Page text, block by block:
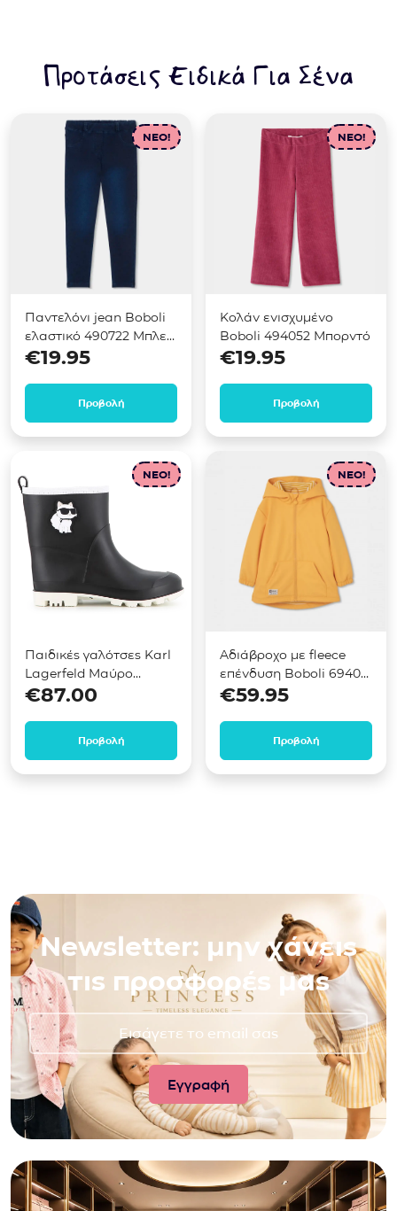
Προτάσεις Ειδικά Για Σένα
NEO!
Παντελόνι jean Boboli
ελαστικό 490722 Μπλε
σκούρο
€19.95
Προβολή
NEO!
Κολάν ενισχυμένο
Boboli 494052 Μπορντό
€19.95
Προβολή
NEO!
Παιδικές γαλότσες Karl
Lagerfeld Μαύρο
Z31406
€87.00
Προβολή
NEO!
Αδιάβροχο με fleece
επένδυση Boboli 694021
Κίτρινο
€59.95
Προβολή
Newsletter: μην χάνεις
τις προσφορές μας